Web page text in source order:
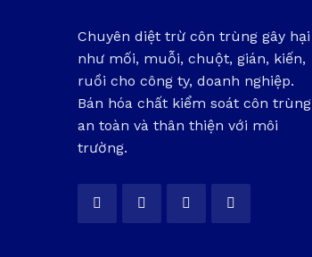
Chuyên diệt trừ côn trùng gây hại
như mối, muỗi, chuột, gián, kiến,
ruồi cho công ty, doanh nghiệp.
Bán hóa chất kiểm soát côn trùng
an toàn và thân thiện với môi
trường.